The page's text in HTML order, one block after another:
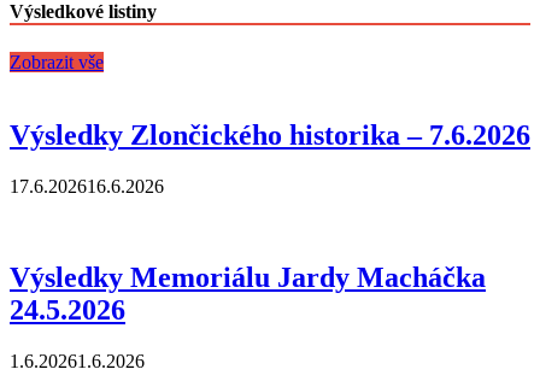
Výsledkové listiny
Zobrazit vše
Výsledky Zlončického historika – 7.6.2026
17.6.202616.6.2026
Výsledky Memoriálu Jardy Macháčka
24.5.2026
1.6.20261.6.2026